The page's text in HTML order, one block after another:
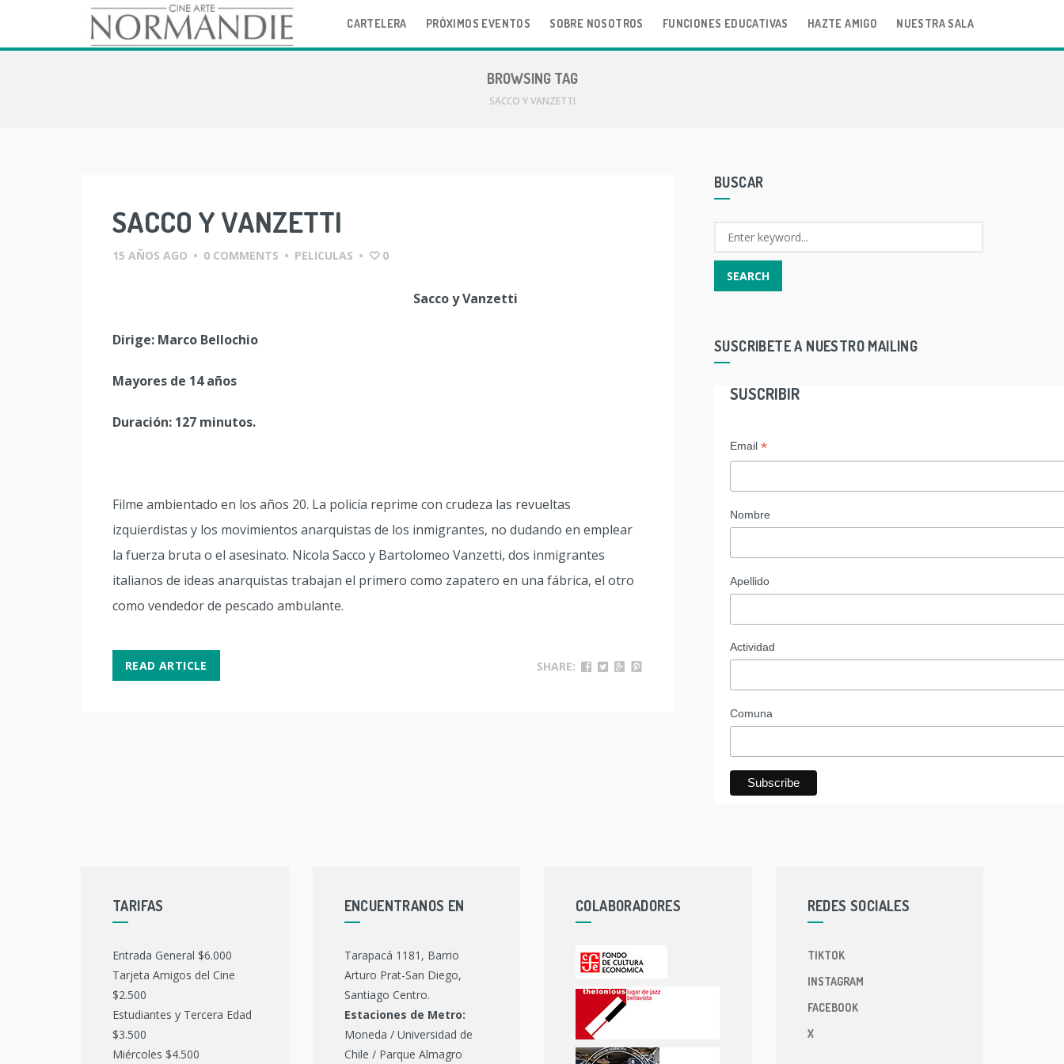
CARTELERA PRÓXIMOS EVENTOS SOBRE NOSOTROS FUNCIONES EDUCATIVAS HAZTE AMIGO NUESTRA SALA
BROWSING TAG
SACCO Y VANZETTI
SACCO Y VANZETTI
15 AÑOS AGO • 0 COMMENTS • PELICULAS • 0
Sacco y Vanzetti
Dirige: Marco Bellochio
Mayores de 14 años
Duración: 127 minutos.
Filme ambientado en los años 20. La policía reprime con crudeza las revueltas
izquierdistas y los movimientos anarquistas de los inmigrantes, no dudando en emplear
la fuerza bruta o el asesinato. Nicola Sacco y Bartolomeo Vanzetti, dos inmigrantes
italianos de ideas anarquistas trabajan el primero como zapatero en una fábrica, el otro
como vendedor de pescado ambulante.
READ ARTICLE SHARE:
BUSCAR
SUSCRIBETE A NUESTRO MAILING
SUSCRIBIR
Email *
Nombre
Apellido
Actividad
Comuna
TARIFAS
Entrada General $6.000
Tarjeta Amigos del Cine
$2.500
Estudiantes y Tercera Edad
$3.500
Miércoles $4.500
ENCUENTRANOS EN
Tarapacá 1181, Barrio
Arturo Prat-San Diego,
Santiago Centro.
Estaciones de Metro:
Moneda / Universidad de
Chile / Parque Almagro
COLABORADORES REDES SOCIALES
TIKTOK
INSTAGRAM
FACEBOOK
X